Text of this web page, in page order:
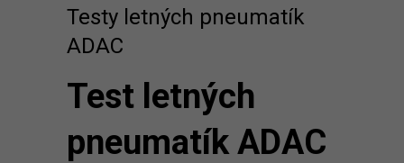
Testy letných pneumatík
ADAC
Test letných
pneumatík ADAC